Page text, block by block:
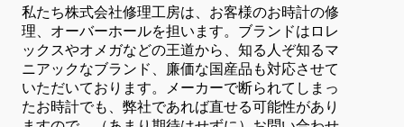
私たち株式会社修理工房は、お客様のお時計の修
理、オーバーホールを担います。ブランドはロレ
ックスやオメガなどの王道から、知る人ぞ知るマ
ニアックなブランド、廉価な国産品も対応させて
いただいております。メーカーで断られてしまっ
たお時計でも、弊社であれば直せる可能性があり